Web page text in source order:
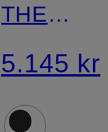
THE
NEW
YORK
LARGE
5.145 kr